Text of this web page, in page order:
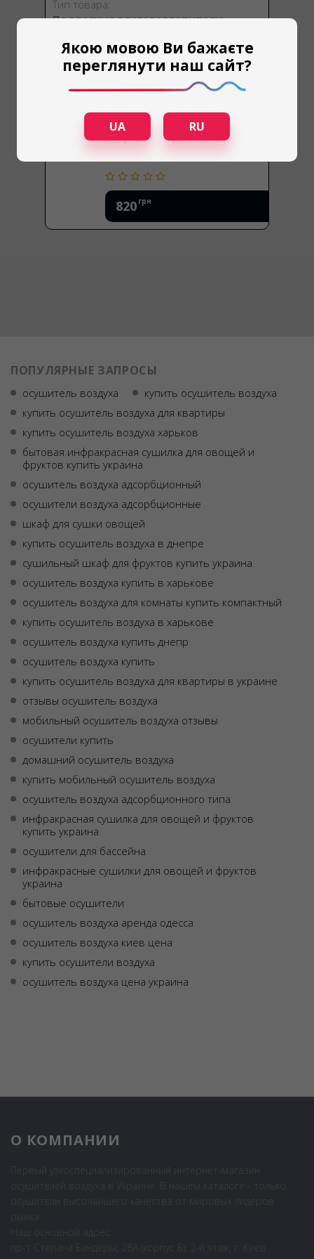
Тип товара:
Подвесные влагопоглотители
820 грн
ПОПУЛЯРНЫЕ ЗАПРОСЫ
осушитель воздуха
купить осушитель воздуха
купить осушитель воздуха для квартиры
купить осушитель воздуха харьков
бытовая инфракрасная сушилка для овощей и
фруктов купить украина
осушитель воздуха адсорбционный
осушители воздуха адсорбционные
шкаф для сушки овощей
купить осушитель воздуха в днепре
сушильный шкаф для фруктов купить украина
осушитель воздуха купить в харькове
осушитель воздуха для комнаты купить компактный
купить осушитель воздуха в харькове
осушитель воздуха купить днепр
осушитель воздуха купить
купить осушитель воздуха для квартиры в украине
отзывы осушитель воздуха
мобильный осушитель воздуха отзывы
осушители купить
домашний осушитель воздуха
купить мобильный осушитель воздуха
осушитель воздуха адсорбционного типа
инфракрасная сушилка для овощей и фруктов
купить украина
осушители для бассейна
инфракрасные сушилки для овощей и фруктов
украина
бытовые осушители
осушитель воздуха аренда одесса
осушитель воздуха киев цена
купить осушители воздуха
осушитель воздуха цена украина
О КОМПАНИИ
Якою мовою Ви бажаєте
переглянути наш сайт?
UA RU